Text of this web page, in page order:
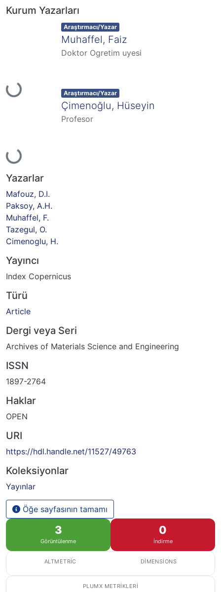
Kurum Yazarları
Yükleniyor...
Item type:
Araştırmacı/Yazar ,
Muhaffel, Faiz
Doktor Ogretim uyesi
Yükleniyor...
Item type:
Araştırmacı/Yazar ,
Çimenoğlu, Hüseyin
Profesor
Yazarlar
Mafouz, D.I.
Paksoy, A.H.
Muhaffel, F.
Tazegul, O.
Cimenoglu, H.
Yayıncı
Index Copernicus
Türü
Article
Dergi veya Seri
Archives of Materials Science and Engineering
ISSN
1897-2764
Haklar
OPEN
URI
https://hdl.handle.net/11527/49763
Koleksiyonlar
Yayınlar
Öğe sayfasının tamamı
3
Görüntülenme
0
İndirme
ALTMETRIC DIMENSIONS
PLUMX METRIKLERI